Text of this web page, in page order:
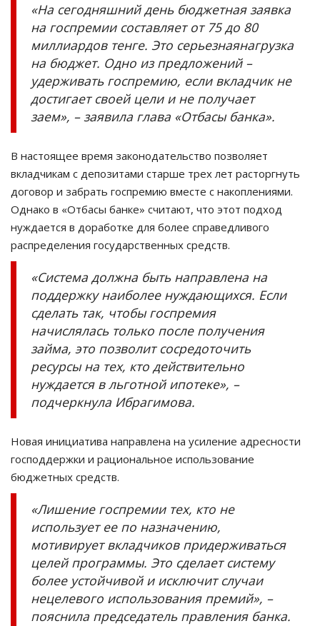
«На сегодняшний день бюджетная заявка
на госпремии составляет от 75 до 80
миллиардов тенге. Это серьезнаянагрузка
на бюджет. Одно из предложений –
удерживать госпремию, если вкладчик не
достигает своей цели и не получает
заем», – заявила глава «Отбасы банка».
В настоящее время законодательство позволяет
вкладчикам с депозитами старше трех лет расторгнуть
договор и забрать госпремию вместе с накоплениями.
Однако в «Отбасы банке» считают, что этот подход
нуждается в доработке для более справедливого
распределения государственных средств.
«Система должна быть направлена на
поддержку наиболее нуждающихся. Если
сделать так, чтобы госпремия
начислялась только после получения
займа, это позволит сосредоточить
ресурсы на тех, кто действительно
нуждается в льготной ипотеке», –
подчеркнула Ибрагимова.
Новая инициатива направлена на усиление адресности
господдержки и рациональное использование
бюджетных средств.
«Лишение госпремии тех, кто не
использует ее по назначению,
мотивирует вкладчиков придерживаться
целей программы. Это сделает систему
более устойчивой и исключит случаи
нецелевого использования премий», –
пояснила председатель правления банка.